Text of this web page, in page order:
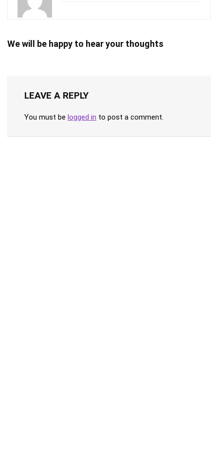
We will be happy to hear your thoughts
LEAVE A REPLY
You must be logged in to post a comment.